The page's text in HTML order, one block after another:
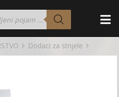
Dodaci za strijele